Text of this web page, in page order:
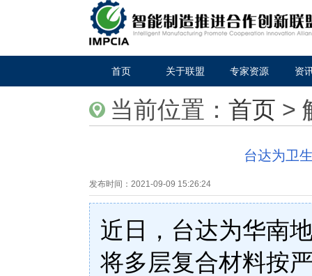
首页 关于联盟 专家资源 资
当前位置： 首页 >
台达为卫
发布时间： 2021-09-09 15:26:24
近日，台达为华南
将多层复合材料按